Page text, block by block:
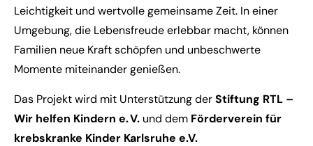
Leichtigkeit und wertvolle gemeinsame Zeit. In einer
Umgebung, die Lebensfreude erlebbar macht, können
Familien neue Kraft schöpfen und unbeschwerte
Momente miteinander genießen.
Das Projekt wird mit Unterstützung derStiftung RTL –
Wir helfen Kindern e. V. und dem Förderverein für
krebskranke Kinder Karlsruhe e.V.